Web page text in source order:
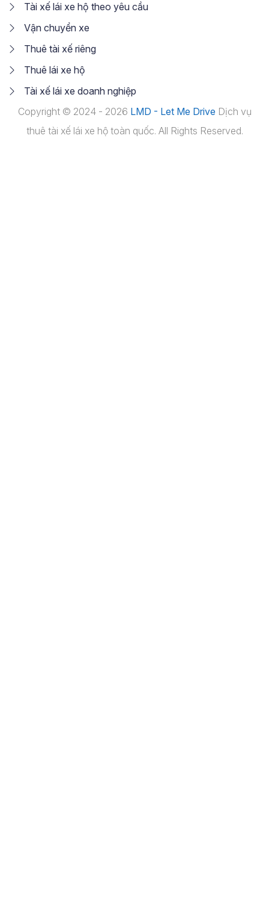
Tài xế lái xe hộ theo yêu cầu
Vận chuyển xe
Thuê tài xế riêng
Thuê lái xe hộ
Tài xế lái xe doanh nghiệp
Copyright © 2024 - 2026 LMD - Let Me Drive Dịch vụ
thuê tài xế lái xe hộ toàn quốc. All Rights Reserved.